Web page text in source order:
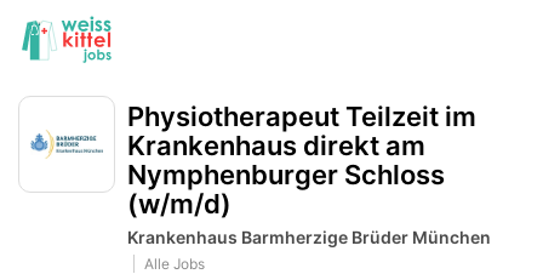
Accessibility
Modus
aktivieren
zur
zum
von
mobilem
aus
Physiotherapeut Teilzeit im
Krankenhaus direkt am
Nymphenburger Schloss
(w/m/d)
Krankenhaus Barmherzige Brüder München
Alle Jobs